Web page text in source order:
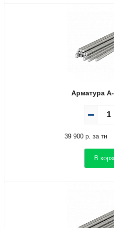
Арматура
39 900 р. за тн
В